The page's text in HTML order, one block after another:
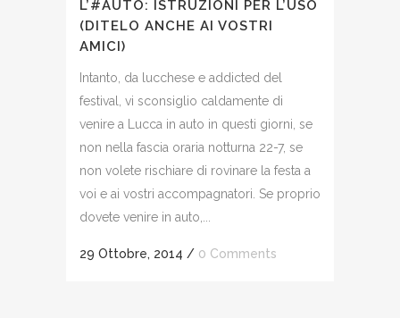
L’#AUTO: ISTRUZIONI PER L’USO
(DITELO ANCHE AI VOSTRI
AMICI)
Intanto, da lucchese e addicted del
festival, vi sconsiglio caldamente di
venire a Lucca in auto in questi giorni, se
non nella fascia oraria notturna 22-7, se
non volete rischiare di rovinare la festa a
voi e ai vostri accompagnatori. Se proprio
dovete venire in auto,...
29 Ottobre, 2014 / 0 Comments